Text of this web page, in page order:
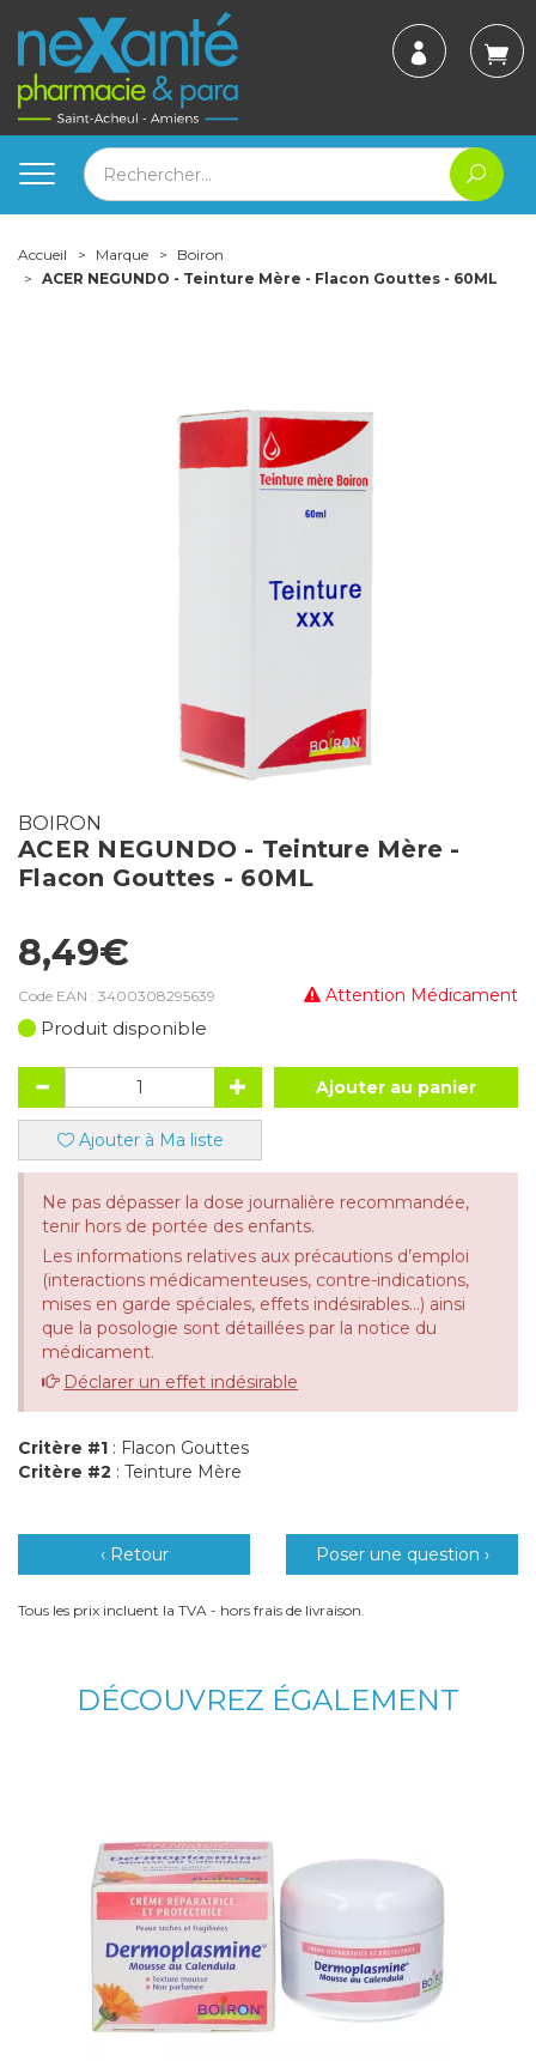
Accueil Marque
Boiron
ACER NEGUNDO - Teinture Mère - Flacon Gouttes - 60ML
BOIRON
ACER NEGUNDO - Teinture Mère -
Flacon Gouttes - 60ML
8,49€
Attention Médicament
Code EAN : 3400308295639
Produit disponible
Ajouter au panier
Ajouter à Ma liste
Ne pas dépasser la dose journalière recommandée,
tenir hors de portée des enfants.
Les informations relatives aux précautions d’emploi
(interactions médicamenteuses, contre-indications,
mises en garde spéciales, effets indésirables...) ainsi
que la posologie sont détaillées par la notice du
médicament.
Déclarer un effet indésirable
Critère #1 : Flacon Gouttes
Critère #2 : Teinture Mère
‹ Retour Poser une question ›
Tous les prix incluent la TVA - hors frais de livraison.
DÉCOUVREZ ÉGALEMENT